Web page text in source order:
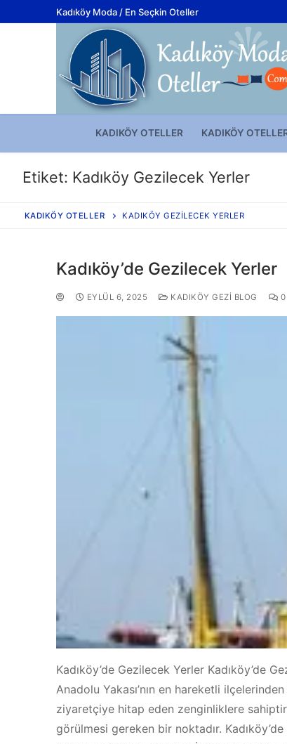
Kadıköy Moda / En Seçkin Oteller
KADIKÖY OTELLER KADIKÖY
Etiket: Kadıköy Gezilecek Yerler
KADIKÖY OTELLER KADIKÖY GEZILECEK YERLER
Kadıköy’de Gezilecek Yerler
EYLÜL 6, 2025 KADIKÖY GEZI BLOG 0
Kadıköy’de Gezilecek Yerler Kadıköy’de
Anadolu Yakası’nın en hareketli
ziyaretçiye hitap eden zenginliklere
görülmesi gereken bir noktadır.